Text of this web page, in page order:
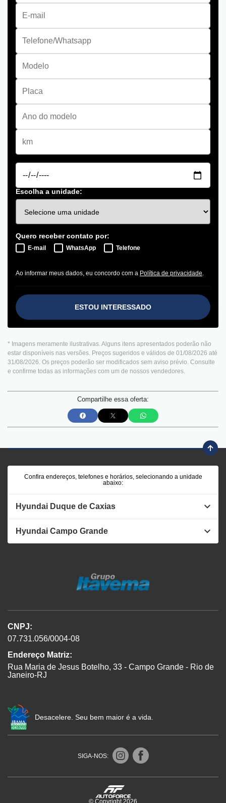
Escolha a unidade:
Quero receber contato por:
E-mail WhatsApp Telefone
Ao informar meus dados, eu concordo com a Política de privacidade.
ESTOU INTERESSADO
* Imagens meramente ilustrativas. Alguns itens apresentados poderão não
estar disponíveis nas versões. Preços sugeridos e válidos de 01/08/2026 até
31/08/2026. Os preços poderão ser modificados sem aviso prévio. Consulte
e confirme todas as informações com um de nossos vendedores.
Compartilhe essa oferta:
Confira endereços, telefones e horários, selecionando a unidade
abaixo:
Hyundai Duque de Caxias
Hyundai Campo Grande
CNPJ:
07.731.056/0004-08
Endereço Matriz:
Rua Maria de Jesus Botelho, 33 - Campo Grande - Rio de
Janeiro-RJ
Desacelere. Seu bem maior é a vida.
SIGA-NOS: